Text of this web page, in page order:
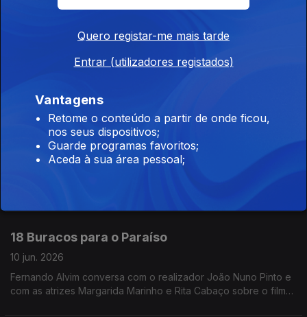
Las Ketchup
Fernando Alvim conversa com as espanholas Las Ketchup.
Las Ketchup
11 jun. 2026
18 Buracos para o Paraíso
10 jun. 2026
Fernando Alvim conversa com o realizador João Nuno Pinto e
com as atrizes Margarida Marinho e Rita Cabaço sobre o filme
Quero registar-me mais tarde
Entrar (utilizadores registados)
Vantagens
Retome o conteúdo a partir de onde ficou,
nos seus dispositivos;
Guarde programas favoritos;
Aceda à sua área pessoal;